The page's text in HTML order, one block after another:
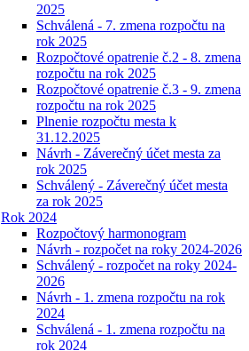
2025
Schválená - 7. zmena rozpočtu na
rok 2025
Rozpočtové opatrenie č.2 - 8. zmena
rozpočtu na rok 2025
Rozpočtové opatrenie č.3 - 9. zmena
rozpočtu na rok 2025
Plnenie rozpočtu mesta k
31.12.2025
Návrh - Záverečný účet mesta za
rok 2025
Schválený - Záverečný účet mesta
za rok 2025
Rok 2024
Rozpočtový harmonogram
Návrh - rozpočet na roky 2024-2026
Schválený - rozpočet na roky 2024-
2026
Návrh - 1. zmena rozpočtu na rok
2024
Schválená - 1. zmena rozpočtu na
rok 2024